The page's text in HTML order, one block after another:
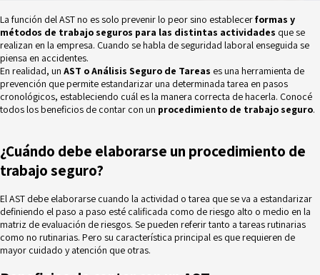
La función del AST no es solo prevenir lo peor sino establecerformas y
métodos de trabajo seguros para las distintas actividades que se
realizan en la empresa. Cuando se habla de seguridad laboral enseguida se
piensa en accidentes.
En realidad, un AST o Análisis Seguro de Tareas es una herramienta de
prevención que permite estandarizar una determinada tarea en pasos
cronológicos, estableciendo cuál es la manera correcta de hacerla. Conocé
todos los beneficios de contar con un procedimiento de trabajo seguro.
¿Cuándo debe elaborarse un procedimiento de
trabajo seguro?
El AST debe elaborarse cuando la actividad o tarea que se va a estandarizar
definiendo el paso a paso esté calificada como de riesgo alto o medio en la
matriz de evaluación de riesgos. Se pueden referir tanto a tareas rutinarias
como no rutinarias. Pero su característica principal es que requieren de
mayor cuidado y atención que otras.